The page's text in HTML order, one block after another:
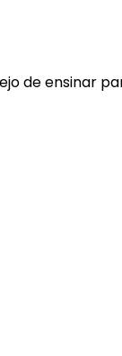
de ensinar